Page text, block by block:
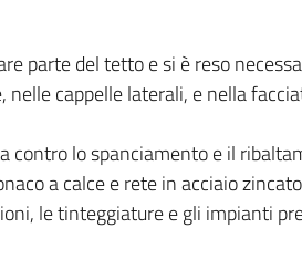
parte del tetto e si è reso
cappelle laterali, e nella
lo spanciamento e il
a calce e rete in acciaio
le tinteggiature e gli impianti